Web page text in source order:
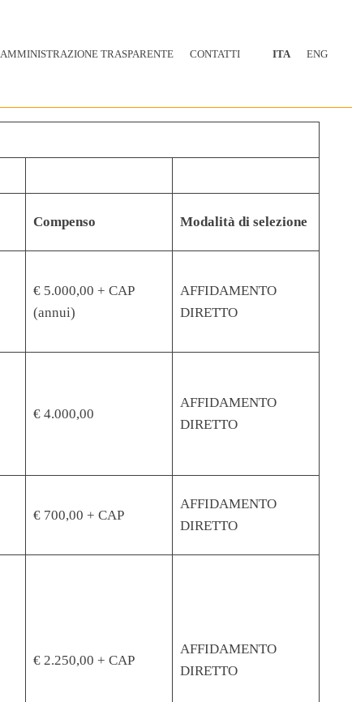
AMMINISTRAZIONE TRASPARENTE CONTATTI ITA ENG
Compenso Modalità di selezione
€ 5.000,00 + CAP
(annui)
AFFIDAMENTO
DIRETTO
€ 4.000,00
AFFIDAMENTO
DIRETTO
€ 700,00 + CAP
AFFIDAMENTO
DIRETTO
€ 2.250,00 + CAP
AFFIDAMENTO
DIRETTO